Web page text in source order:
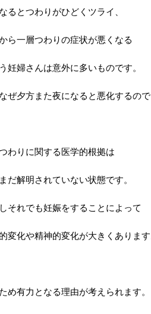
るとつわりがひどくツライ、
ら一層つわりの症状が悪くなる
妊婦さんは意外に多いものです。
ぜ夕方また夜になると悪化するので
わりに関する医学的根拠は
だ解明されていない状態です。
それでも妊娠をすることによって
変化や精神的変化が大きくあります
め有力となる理由が考えられます。